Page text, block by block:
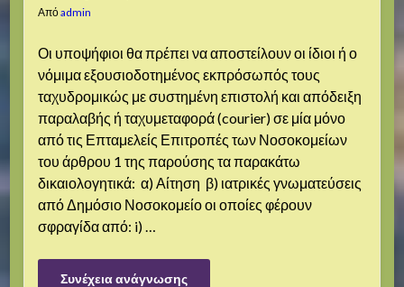
Απόadmin
Οι υποψήφιοι θα πρέπει να αποστείλουν οι ίδιοι ή ο
νόμιμα εξουσιοδοτημένος εκπρόσωπός τους
ταχυδρομικώς με συστημένη επιστολή και απόδειξη
παραλαβής ή ταχυμεταφορά (courier) σε μία μόνο
από τις Επταμελείς Επιτροπές των Νοσοκομείων
του άρθρου 1 της παρούσης τα παρακάτω
δικαιολογητικά: α) Αίτηση β) ιατρικές γνωματεύσεις
από Δημόσιο Νοσοκομείο οι οποίες φέρουν
σφραγίδα από: i) …
Συνέχεια ανάγνωσης